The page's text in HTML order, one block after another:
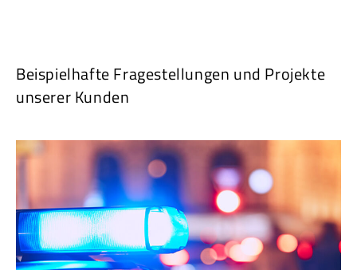
Beispielhafte Fragestellungen und Projekte
unserer Kunden